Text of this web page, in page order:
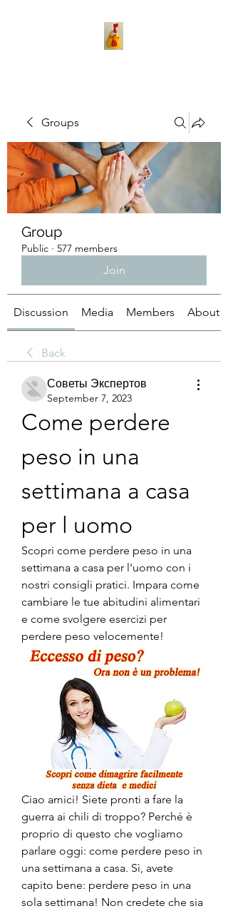
Groups
Group
Public · 577 members
Join
Discussion Media Members About
Back
Советы Экспертов
September 7, 2023
Come perdere
peso in una
settimana a casa
per l uomo
Scopri come perdere peso in una
settimana a casa per l'uomo con i
nostri consigli pratici. Impara come
cambiare le tue abitudini alimentari
e come svolgere esercizi per
perdere peso velocemente!
Ciao amici! Siete pronti a fare la
guerra ai chili di troppo? Perché è
proprio di questo che vogliamo
parlare oggi: come perdere peso in
una settimana a casa. Sì, avete
capito bene: perdere peso in una
sola settimana! Non credete che sia